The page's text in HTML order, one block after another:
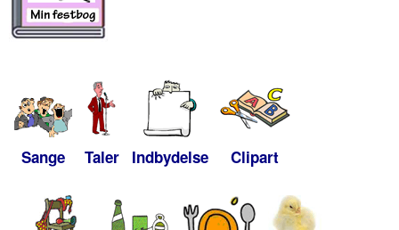
Sange Taler Indbydelse Clipart